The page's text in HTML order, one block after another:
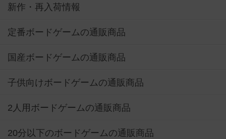
新作・再入荷情報
定番ボードゲームの通販商品
国産ボードゲームの通販商品
子供向けボードゲームの通販商品
2人用ボードゲームの通販商品
20分以下のボードゲームの通販商品